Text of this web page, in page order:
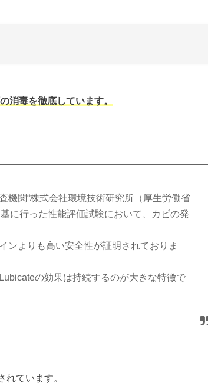
消毒を徹底しています。
機関“株式会社環境技術研究所（厚生労働省
に行った性能評価試験において、カビの発
ンよりも高い安全性が証明されておりま
の効果は持続するのが大きな特徴で
ています。